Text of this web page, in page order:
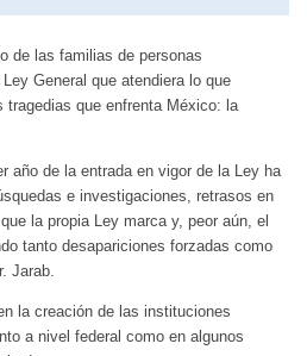
de las familias de personas
General que atendiera lo que
que enfrenta México: la
año de la entrada en vigor de la Ley ha
e investigaciones, retrasos en
la propia Ley marca y, peor aún, el
tanto desapariciones forzadas como
Jarab.
la creación de las instituciones
a nivel federal como en algunos